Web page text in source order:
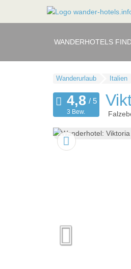
WANDERHOTELS
Wanderurlaub Italien
3 Bew.